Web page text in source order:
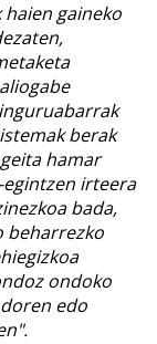
gaineko
berak
hamar
irteera
bada,
beharrezko
ondoko
edo